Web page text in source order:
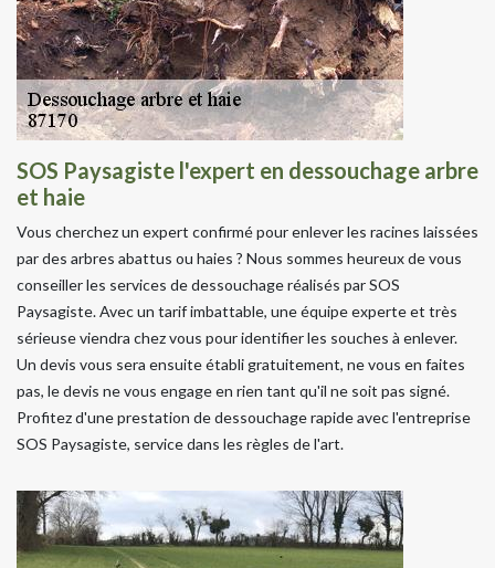
SOS Paysagiste l'expert en dessouchage arbre
et haie
Vous cherchez un expert confirmé pour enlever les racines laissées
par des arbres abattus ou haies ? Nous sommes heureux de vous
conseiller les services de dessouchage réalisés par SOS
Paysagiste. Avec un tarif imbattable, une équipe experte et très
sérieuse viendra chez vous pour identifier les souches à enlever.
Un devis vous sera ensuite établi gratuitement, ne vous en faites
pas, le devis ne vous engage en rien tant qu'il ne soit pas signé.
Profitez d'une prestation de dessouchage rapide avec l'entreprise
SOS Paysagiste, service dans les règles de l'art.